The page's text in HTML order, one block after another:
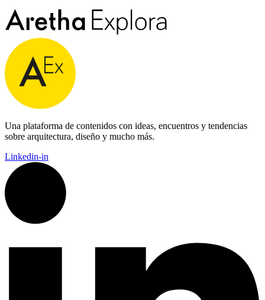
Una plataforma de contenidos con ideas, encuentros y tendencias
sobre arquitectura, diseño y mucho más.
Linkedin-in